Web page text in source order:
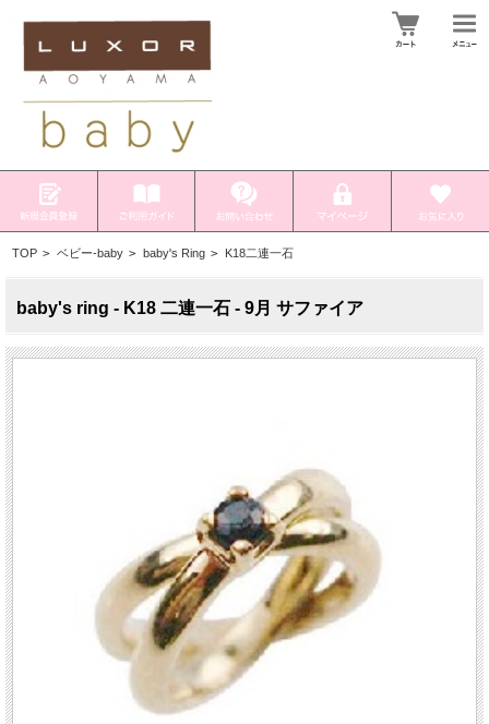
TOP > ベビー-baby > baby's Ring > K18二連一石
baby's ring - K18 二連一石 - 9月 サファイア